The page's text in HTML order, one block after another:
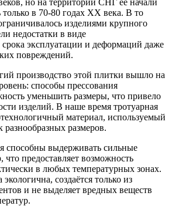
только в 70-80 годах ХХ века. В то
изделиями крупного
недостатки в виде
эксплуатации и деформаций даже
повреждений.
производство этой плитки вышло на
способы прессования
уменьшить размеры, что привело
изделий. В наше время тротуарная
материал, используемый
размеров.
способны выдерживать сильные
что предоставляет возможность
в любых температурных зонах.
создаётся только из
и не выделяет вредных веществ